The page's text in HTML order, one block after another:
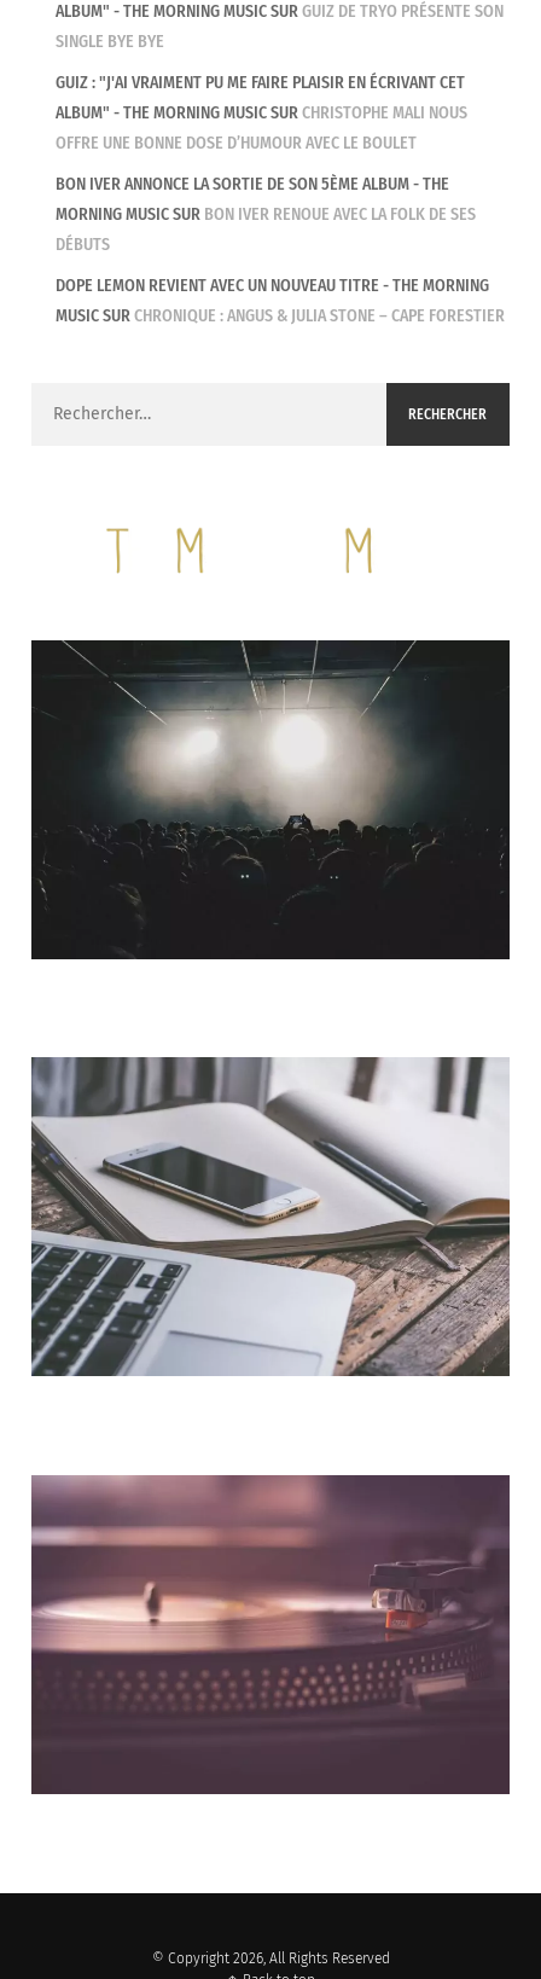
ALBUM" - THE MORNING MUSICSURGUIZ DE TRYO PRÉSENTE SON
SINGLE BYE BYE
GUIZ : "J'AI VRAIMENT PU ME FAIRE PLAISIR EN ÉCRIVANT CET
ALBUM" - THE MORNING MUSICSURCHRISTOPHE MALI NOUS
OFFRE UNE BONNE DOSE D’HUMOUR AVEC LE BOULET
BON IVER ANNONCE LA SORTIE DE SON 5ÈME ALBUM - THE
MORNING MUSICSUR BON IVER RENOUE AVEC LA FOLK DE SES
DÉBUTS
DOPE LEMON REVIENT AVEC UN NOUVEAU TITRE - THE MORNING
MUSICSURCHRONIQUE : ANGUS & JULIA STONE – CAPE FORESTIER
© Copyright 2026, All Rights Reserved